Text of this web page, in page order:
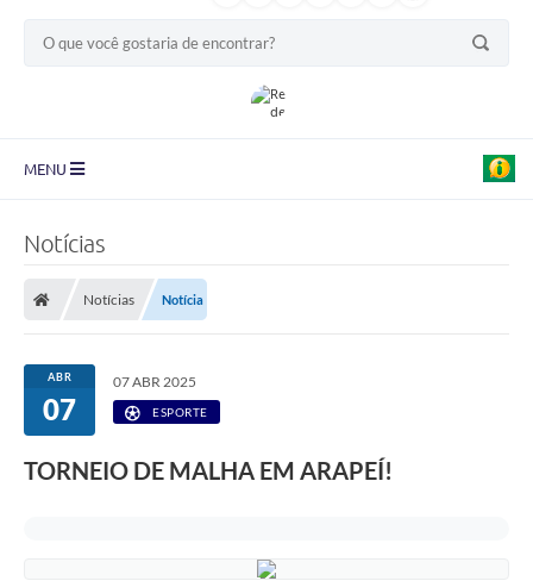
MENU
Legislação
Turismo
Notícias
Notícias Notícia
ABR
07
07 ABR 2025
ESPORTE
TORNEIO DE MALHA EM ARAPEÍ!